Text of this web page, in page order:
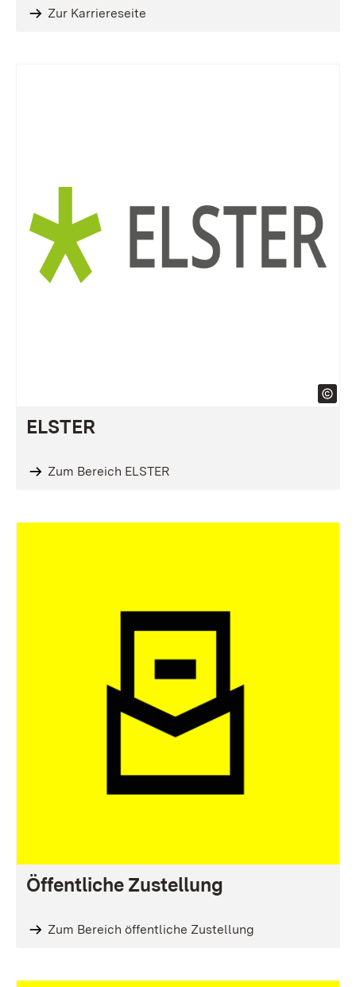
Zur Karriereseite
ELSTER
Zum Bereich ELSTER
Öffentliche Zustellung
Zum Bereich öffentliche Zustellung